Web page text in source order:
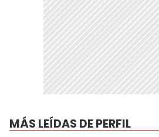
MÁS LEÍDAS DE PERFIL